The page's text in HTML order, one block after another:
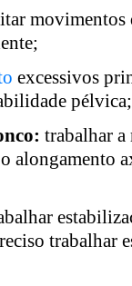
excessivos
pélvica;
trabalhar
alongamento
trabalhar